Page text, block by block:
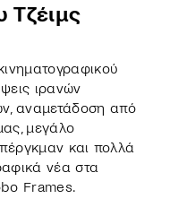
Τζέιμς
ιρανών
αναμετάδοση από
μεγάλο
και πολλά
νέα στα
Frames.